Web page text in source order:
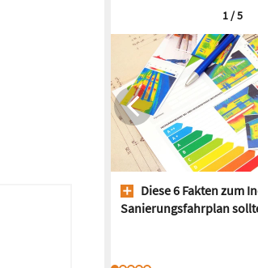
Diese 6 Fakten zum
Sanierungsfahrplan
1 / 5